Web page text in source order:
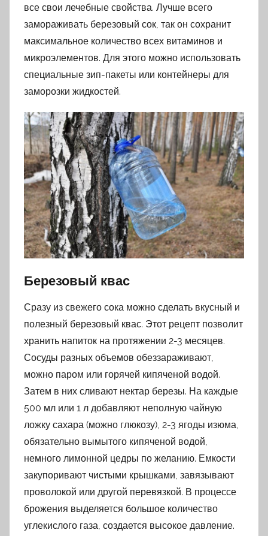
все свои лечебные свойства. Лучше всего
замораживать березовый сок, так он сохранит
максимальное количество всех витаминов и
микроэлементов. Для этого можно использовать
специальные зип-пакеты или контейнеры для
заморозки жидкостей.
Березовый квас
Сразу из свежего сока можно сделать вкусный и
полезный березовый квас. Этот рецепт позволит
хранить напиток на протяжении 2-3 месяцев.
Сосуды разных объемов обеззараживают,
можно паром или горячей кипяченой водой.
Затем в них сливают нектар березы. На каждые
500 мл или 1 л добавляют неполную чайную
ложку сахара (можно глюкозу), 2-3 ягоды изюма,
обязательно вымытого кипяченой водой,
немного лимонной цедры по желанию. Емкости
закупоривают чистыми крышками, завязывают
проволокой или другой перевязкой. В процессе
брожения выделяется большое количество
углекислого газа, создается высокое давление.